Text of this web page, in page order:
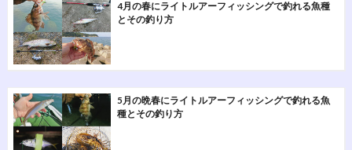
4月の春にライトルアーフィッシングで釣れる魚種
とその釣り方
5月の晩春にライトルアーフィッシングで釣れる魚
種とその釣り方